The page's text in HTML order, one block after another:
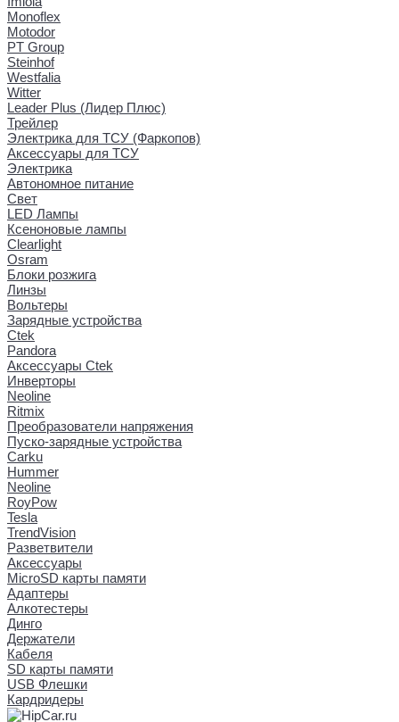
Monoflex
Motodor
PT Group
Steinhof
Westfalia
Witter
Leader Plus (Лидер Плюс)
Трейлер
Электрика для ТСУ (Фаркопов)
Аксессуары для ТСУ
Электрика
Автономное питание
Свет
LED Лампы
Ксеноновые лампы
Clearlight
Osram
Блоки розжига
Линзы
Вольтеры
Зарядные устройства
Ctek
Pandora
Аксессуары Ctek
Инверторы
Neoline
Ritmix
Преобразователи напряжения
Пуско-зарядные устройства
Carku
Hummer
Neoline
RoyPow
Tesla
TrendVision
Разветвители
Аксессуары
MicroSD карты памяти
Адаптеры
Алкотестеры
Динго
Держатели
Кабеля
SD карты памяти
USB Флешки
Кардридеры